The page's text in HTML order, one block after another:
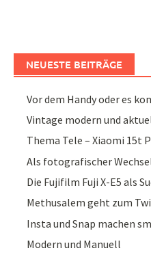
NEUESTE BEITRÄGE
Vor dem Handy oder es
Vintage modern und
Thema Tele – Xiaomi 15t
Als fotografischer
Die Fujifilm Fuji X-E5 als
Methusalem geht zum
Insta und Snap machen
Modern und Manuell